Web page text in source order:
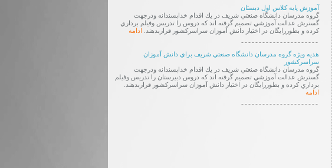
آموزش پایه کلاس اول دبستان
گروه مدرسان دانشگاه صنعتي شريف در يك اقدام خداپسندانه ودرجهت
گسترش عدالت آموزشي تصميم گرفته اند كه دروس را تدريس وفيلم برداري
كرده و بطوررايگان در اختيار دانش آموزان سراسركشور قراربدهند.
ادامه
----------------------
هديه ويژه گروه مدرسان دانشگاه صنعتي شريف براي دانش آموزان
سراسركشور
گروه مدرسان دانشگاه صنعتي شريف در يك اقدام خداپسندانه ودرجهت
گسترش عدالت آموزشي تصميم گرفته اند كه دروس دبيرستان را تدريس وفيلم
برداري كرده و بطوررايگان در اختيار دانش آموزان سراسركشور قراربدهند.
ادامه
----------------------